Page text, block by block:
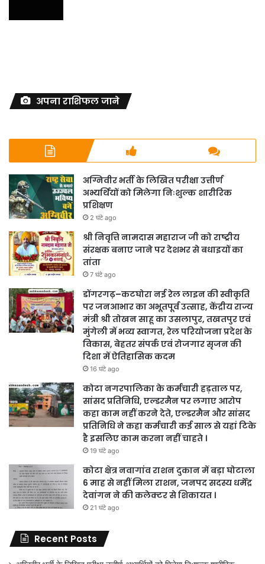
अपना राशिफल जाने
अग्निवीर भर्ती के लिखित परीक्षा उत्तीर्ण
अभ्यर्थियों को मिलेगा निःशुल्क शारीरिक
प्रशिक्षण
2 घंटे ago
श्री निवृत्ति नामदास महाराज जी को राष्ट्रीय
संरक्षक बनाए जाने पर देशभर से बधाइयों का
तांता
7 घंटे ago
डोंगरगढ़–कटघोरा नई रेल लाइन की स्वीकृति
पर जनआभार का अभूतपूर्व उत्साह, केंद्रीय राज्य
मंत्री श्री तोखन साहू का उसलापुर, तखतपुर एवं
मुंगेली में भव्य स्वागत, रेल परियोजना प्रदेश के
विकास, बेहतर संपर्क एवं रोजगार सृजन की
दिशा में ऐतिहासिक कदम
16 घंटे ago
कोटा नगरपालिका के कर्मचारी हड़ताल पर,
सांसद प्रतिनिधि, एल्डरमैन पर लगाए आरोप
कहा काम नहीं करने देते, एल्डरमैन और सांसद
प्रतिनिधि ने कहा कर्मचारी कई साल से यहां टिके
है इसलिए काम करना नहीं चाहते ।
19 घंटे ago
कोटा क्षेत्र नवागांव राशन दुकान में बड़ा घोटाला
6 माह से नहीं मिला राशन, जनपद सदस्य धर्मेंद्र
देवांगन ने की कलेक्टर से शिकायत ।
21 घंटे ago
Recent Posts